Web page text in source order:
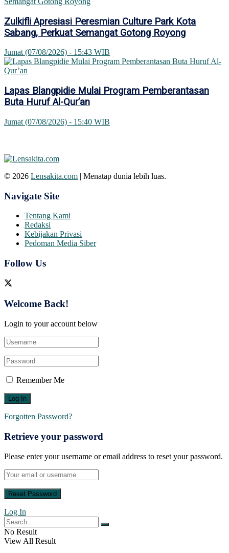
Zulkifli Apresiasi Peresmian Culture Park Kota
Sabang, Perkuat Semangat Gotong Royong
Jumat (07/08/2026) - 15:43 WIB
Lapas Blangpidie Mulai Program Pemberantasan
Buta Huruf Al-Qur’an
Jumat (07/08/2026) - 15:40 WIB
© 2026 Lensakita.com | Menatap dunia lebih luas.
Navigate Site
Tentang Kami
Redaksi
Kebijakan Privasi
Pedoman Media Siber
Follow Us
Welcome Back!
Login to your account below
Remember Me
Forgotten Password?
Retrieve your password
Please enter your username or email address to reset your password.
Log In
No Result
View All Result